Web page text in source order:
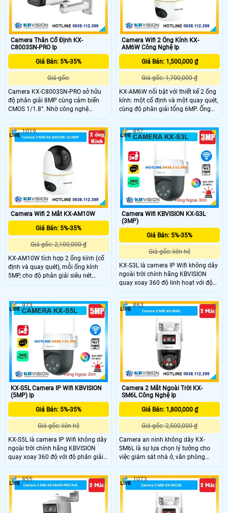
Camera Thân Cố Định KX-
C8003SN-PRO Ip
Giá Bán: 5%-35%
Giá gốc:
Camera KX-C8003SN-PRO sở hữu
độ phân giải 8MP cùng cảm biến
CMOS 1/1.8”. Nhờ công nghệ
Starlight với độ nhạy sáng 0.0008
Lux @ F1.0, camera cho hình ảnh rõ
nét trong điều kiện ánh sáng cực
thấp, kết hợp WDR 120dB và LED
ánh sáng ấm hỗ trợ quan sát ban
đêm hiệu quả đến 50m.
Camera Wifi 2 Ống Kính KX-
AM6W Công Nghệ Ip
Giá Bán: 1,500,000 ₫
Giá gốc: 1,700,000 ₫
KX-AM6W nổi bật với thiết kế 2 ống
kính: một cố định và một quay quét,
cùng độ phân giải tổng 6MP. Ống
kính quay có khả năng xoay ngang
349°, dọc -5~90°, tích hợp hồng
ngoại và LED sáng ấm cho hình ảnh
rõ nét ngày đêm. Tất cả điều khiển
dễ dàng qua ứng dụng KBView Plus.
Camera Wifi 2 Mắt KX-AM10W
Giá Bán: 5%-35%
Giá gốc: 2,100,000 ₫
KX-AM10W tích hợp 2 ống kính (cố
định và quay quét), mỗi ống kính
5MP, cho độ phân giải siêu nét
10MP. Góc nhìn rộng 86°, quay
hồng ngoại và LED sáng ấm giúp
ghi hình rõ nét cả ngày lẫn đêm.
Điều khiển trực tiếp dễ dàng qua
ứng dụng KBView Plus.
1019
Camera Wifi KBVISION KX-S3L
(3MP)
Giá Bán: 5%-35%
Giá gốc: liên hệ
KX-S3L là camera IP Wifi không dây
ngoài trời chính hãng KBVISION
quay xoay 360 độ linh hoạt với độ
phân giải 3MP sắc nét. Camera tích
hợp hồng ngoại 30m, công nghệ
ánh sáng kép Full Color, đàm thoại
2 chiều và khe cắm thẻ nhớ lên đến
256GB. Ngoài ra, camera còn có khả
năng phân biệt người và xe, tích hợp
báo động thông minh, đạt chuẩn
IP66 chống nước, hoạt động bền bỉ
857
KX-S5L Camera IP Wifi KBVISION
(5MP) Ip
Giá Bán: 5%-35%
Giá gốc: liên hệ
KX-S5L là camera IP Wifi không dây
ngoài trời chính hãng KBVISION
quay xoay 360 độ với độ phân giải
5MP sắc nét. Camera trang bị hồng
ngoại 30m, ánh sáng kép full color,
đàm thoại hai chiều, khe cắm thẻ
nhớ lên đến 256GB và khả năng
phân biệt người – xe thông minh.
Với chuẩn chống nước IP66 và tính
973
Camera 2 Mắt Ngoài Trời KX-
SM6L Công Nghệ Ip
Giá Bán: 1,800,000 ₫
Giá gốc: 2,500,000 ₫
Camera an ninh không dây KX-
SM6L là sự lựa chọn lý tưởng cho
việc giám sát nhà ở, văn phòng
hoặc cửa hàng một cách hiệu quả.
Với khả năng giám sát 2 góc nhìn
cùng lúc, với mỗi ống kính 3.0MP
cho ra hình ảnh sắc nét, có thể điều
khiển trên điện thoại
863
855 1073